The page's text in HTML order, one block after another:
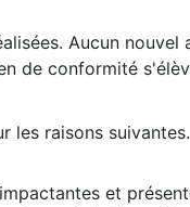
Aucun
de conformité
les raisons suivantes.
et